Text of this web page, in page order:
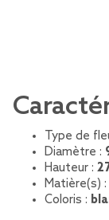
Type de
Diamètre :
Hauteur :
Matière(s) :
Coloris :